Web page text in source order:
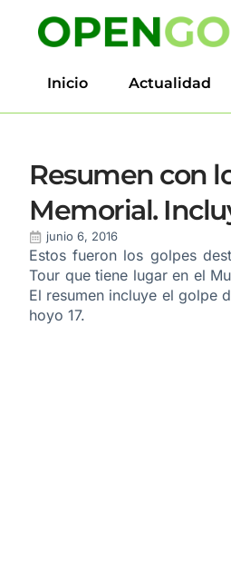
Inicio Actualidad
Resumen con
Memorial.
junio 6, 2016
Estos fueron los golpes
Tour que tiene lugar en el
El resumen incluye el golpe
hoyo 17.